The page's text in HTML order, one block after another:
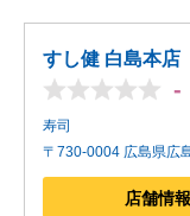
すし健 白島本店
-
寿司
〒730-0004 広島県広
店舗情